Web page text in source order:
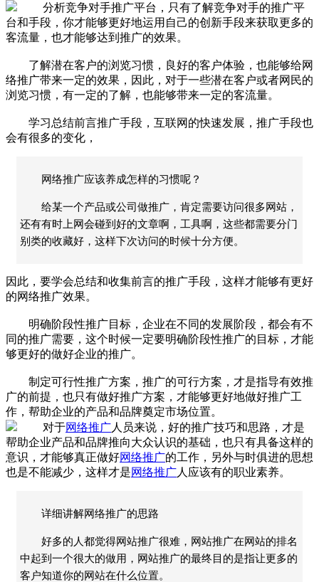
分析竞争对手推广平台，只有了解竞争对手的推广平
台和手段，你才能够更好地运用自己的创新手段来获取更多的
客流量，也才能够达到推广的效果。
了解潜在客户的浏览习惯，良好的客户体验，也能够给网
络推广带来一定的效果，因此，对于一些潜在客户或者网民的
浏览习惯，有一定的了解，也能够带来一定的客流量。
学习总结前言推广手段，互联网的快速发展，推广手段也
会有很多的变化，
网络推广应该养成怎样的习惯呢？
给某一个产品或公司做推广，肯定需要访问很多网站，
还有有时上网会碰到好的文章啊，工具啊，这些都需要分门
别类的收藏好，这样下次访问的时候十分方便。
因此，要学会总结和收集前言的推广手段，这样才能够有更好
的网络推广效果。
明确阶段性推广目标，企业在不同的发展阶段，都会有不
同的推广需要，这个时候一定要明确阶段性推广的目标，才能
够更好的做好企业的推广。
制定可行性推广方案，推广的可行方案，才是指导有效推
广的前提，也只有做好推广方案，才能够更好地做好推广工
作，帮助企业的产品和品牌奠定市场位置。
对于网络推广人员来说，好的推广技巧和思路，才是
帮助企业产品和品牌推向大众认识的基础，也只有具备这样的
意识，才能够真正做好网络推广的工作，另外与时俱进的思想
也是不能减少，这样才是网络推广人应该有的职业素养。
详细讲解网络推广的思路
好多的人都觉得网站推广很难，网站推广在网站的排名
中起到一个很大的做用，网站推广的最终目的是指让更多的
客户知道你的网站在什么位置。